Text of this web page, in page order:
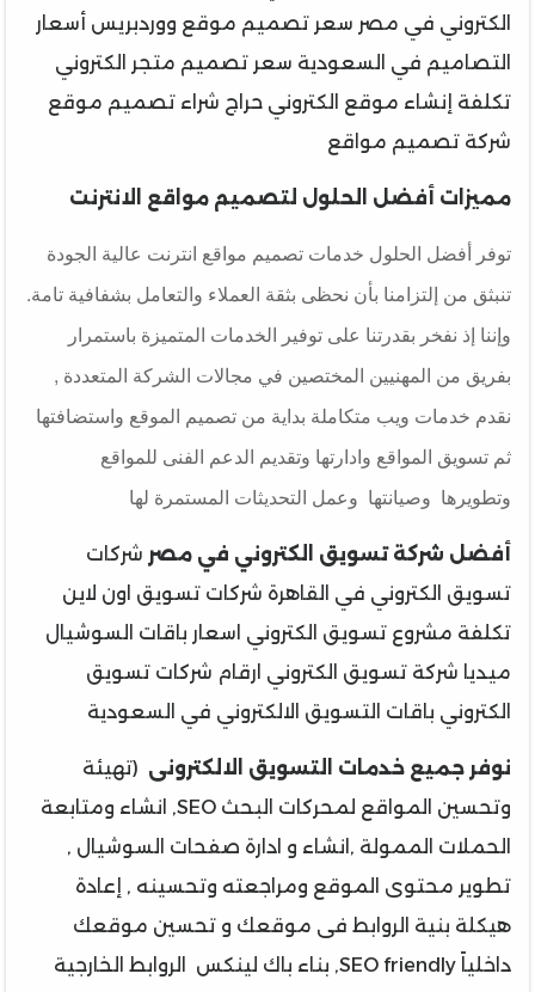
الكتروني في مصر سعر تصميم موقع ووردبريس أسعار
التصاميم في السعودية سعر تصميم متجر الكتروني
تكلفة إنشاء موقع الكتروني حراج شراء تصميم موقع
شركة تصميم مواقع
مميزات أفضل الحلول لتصميم مواقع الانترنت
توفر أفضل الحلول خدمات تصميم مواقع انترنت عالية الجودة
تنبثق من إلتزامنا بأن نحظى بثقة العملاء والتعامل بشفافية تامة.
وإننا إذ نفخر بقدرتنا على توفير الخدمات المتميزة باستمرار
بفريق من المهنيين المختصين في مجالات الشركة المتعددة ,
نقدم خدمات ويب متكاملة بداية من تصميم الموقع واستضافتها
ثم تسويق المواقع وادارتها وتقديم الدعم الفنى للمواقع
وتطويرها وصيانتها وعمل التحديثات المستمرة لها
أفضل شركة تسويق الكتروني في مصر شركات
تسويق الكتروني في القاهرة شركات تسويق اون لاين
تكلفة مشروع تسويق الكتروني اسعار باقات السوشيال
ميديا شركة تسويق الكتروني ارقام شركات تسويق
الكتروني باقات التسويق الالكتروني في السعودية
نوفر جميع خدمات التسويق الالكترونى (تهيئة
وتحسين المواقع لمحركات البحث SEO, انشاء ومتابعة
الحملات الممولة ,انشاء و ادارة صفحات السوشيال ,
تطوير محتوى الموقع ومراجعته وتحسينه , إعادة
هيكلة بنية الروابط فى موقعك و تحسين موقعك
داخلياً SEO friendly, بناء باك لينكس الروابط الخارجية